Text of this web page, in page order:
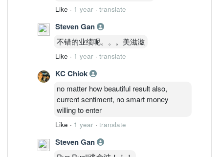
Like · 1 year · translate
Steven Gan
不错的业绩呢。。。美滋滋
Like · 1 year · translate
KC Chiok
no matter how beautiful result also,
current sentiment, no smart money
willing to enter
Like · 1 year · translate
Steven Gan